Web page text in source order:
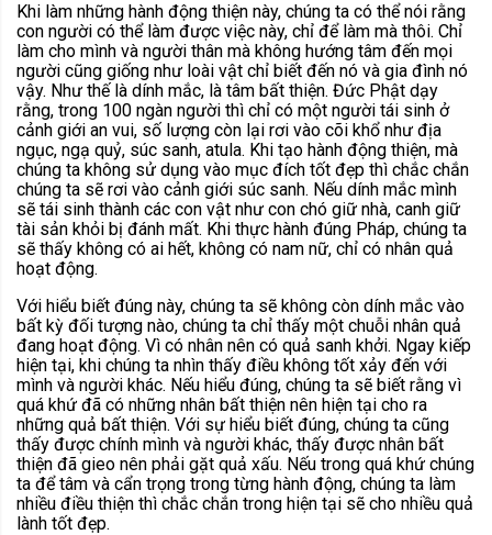
Khi làm những hành động thiện này, chúng ta có thể nói rằng
con người có thể làm được việc này, chỉ để làm mà thôi. Chỉ
làm cho mình và người thân mà không hướng tâm đến mọi
người cũng giống như loài vật chỉ biết đến nó và gia đình nó
vậy. Như thế là dính mắc, là tâm bất thiện. Đức Phật dạy
rằng, trong 100 ngàn người thì chỉ có một người tái sinh ở
cảnh giới an vui, số lượng còn lại rơi vào cõi khổ như địa
ngục, ngạ quỷ, súc sanh, atula. Khi tạo hành động thiện, mà
chúng ta không sử dụng vào mục đích tốt đẹp thì chắc chắn
chúng ta sẽ rơi vào cảnh giới súc sanh. Nếu dính mắc mình
sẽ tái sinh thành các con vật như con chó giữ nhà, canh giữ
tài sản khỏi bị đánh mất. Khi thực hành đúng Pháp, chúng ta
sẽ thấy không có ai hết, không có nam nữ, chỉ có nhân quả
hoạt động.
Với hiểu biết đúng này, chúng ta sẽ không còn dính mắc vào
bất kỳ đối tượng nào, chúng ta chỉ thấy một chuỗi nhân quả
đang hoạt động. Vì có nhân nên có quả sanh khởi. Ngay kiếp
hiện tại, khi chúng ta nhìn thấy điều không tốt xảy đến với
mình và người khác. Nếu hiểu đúng, chúng ta sẽ biết rằng vì
quá khứ đã có những nhân bất thiện nên hiện tại cho ra
những quả bất thiện. Với sự hiểu biết đúng, chúng ta cũng
thấy được chính mình và người khác, thấy được nhân bất
thiện đã gieo nên phải gặt quả xấu. Nếu trong quá khứ chúng
ta để tâm và cẩn trọng trong từng hành động, chúng ta làm
nhiều điều thiện thì chắc chắn trong hiện tại sẽ cho nhiều quả
lành tốt đẹp.